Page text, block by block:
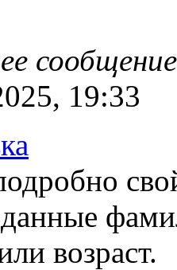
сообщение
19:33
возраст.